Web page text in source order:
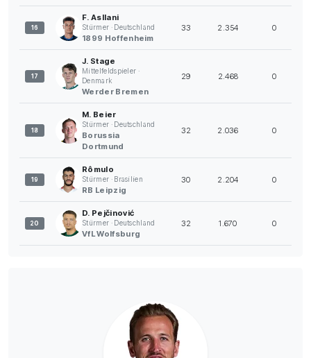
16
F. Asllani
Stürmer · Deutschland
1899 Hoffenheim
33 2.354 0
17
J. Stage
Mittelfeldspieler ·
Denmark
Werder Bremen
29 2.468 0
18
M. Beier
Stürmer · Deutschland
Borussia
Dortmund
32 2.036 0
19
Rômulo
Stürmer · Brasilien
RB Leipzig
30 2.204 0
20
D. Pejčinović
Stürmer · Deutschland
VfL Wolfsburg
32 1.670 0